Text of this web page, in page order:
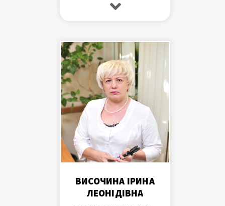
категорії, дитячий
нефролог вищої категорії.
ВИСОЧИНА ІРИНА
ЛЕОНІДІВНА